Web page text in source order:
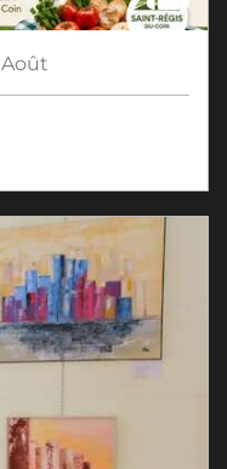
Août